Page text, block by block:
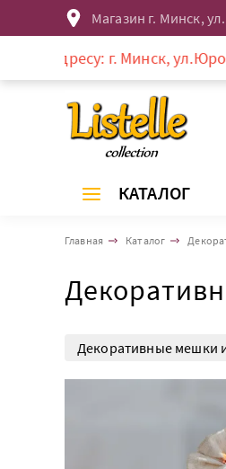
Магазин г. Минск,
адресу: г. Минск,
КАТАЛОГ
Главная Каталог
Декоративные мешки